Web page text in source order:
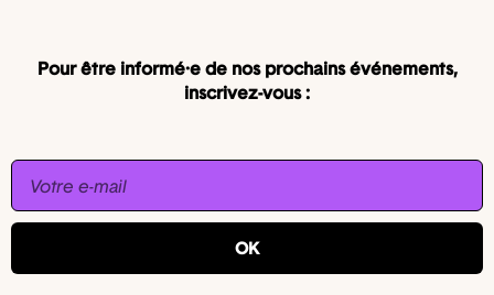
Pour être informé·e de nos prochains événements,
inscrivez-vous :
OK